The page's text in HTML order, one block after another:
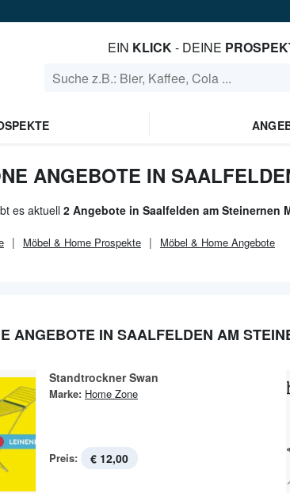
EIN KLICK- DEINE
ANGEBOTE IN
es aktuell 2 Angebote in Saalfelden am Steinernen
Möbel & Home Prospekte Möbel & Home Angebote
ANGEBOTE IN SAALFELDEN AM
Standtrockner Swan
Marke: Home Zone
Preis: € 12,00